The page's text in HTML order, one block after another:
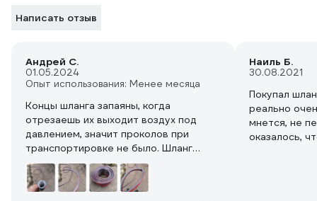
Написать отзыв
Андрей С.
01.05.2024
Опыт использования: Менее месяца
Концы шланга запаяны, когда
отрезаешь их выходит воздух под
давлением, значит проколов при
транспортировке не было. Шланг
довольно таки тяжёлый, для полива
лучше взять 1/2 дюйма. Мне
необходимо такое сечение для
Наиль Б.
30.08.2021
Покупал
реально
мнется, не
оказалось,